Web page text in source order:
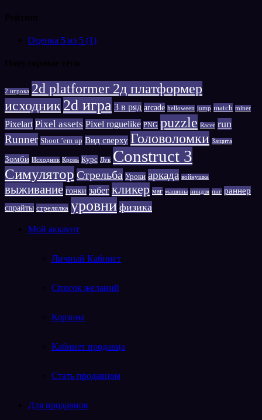
Оценка 5 из 5 (1)
2 игрока 2d platformer 2д платформер
исходник2d игра 3 в ряд arcade helloween jump match miner
Pixelart Pixel assets Pixel roguelike PNG puzzle Racer run
Runner Shoot ’em up Вид сверху Головоломки Защита
Зомби Исходник Кровь Курс Лук Сonstruct 3
Симулятор Стрельба Уроки аркада войнушка
выживание гонки забег кликер маг машины ниндзя пнг раннер
спрайты стрелялка уровни физика
Мой аккаунт
Личный Кабинет
Список желаний
Корзина
Кабинет продавца
Стать продавцом
Для продавцов